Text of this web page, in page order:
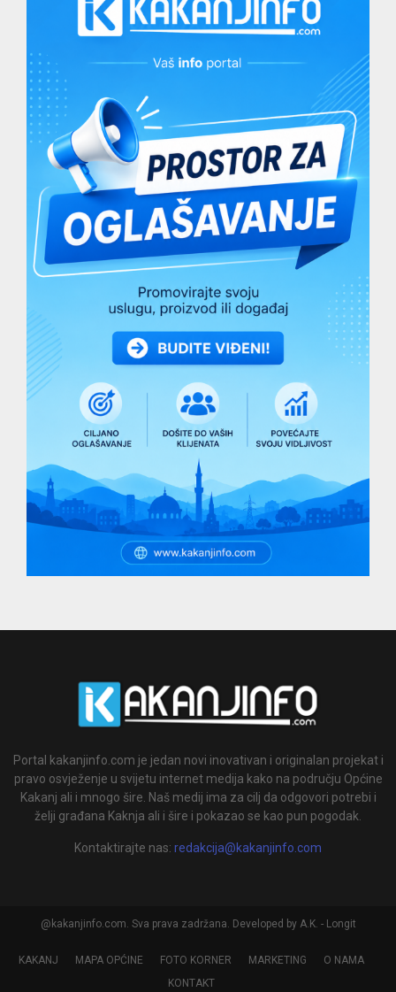
Portal kakanjinfo.com je jedan novi inovativan i originalan projekat i
pravo osvježenje u svijetu internet medija kako na području Općine
Kakanj ali i mnogo šire. Naš medij ima za cilj da odgovori potrebi i
želji građana Kaknja ali i šire i pokazao se kao pun pogodak.
Kontaktirajte nas: redakcija@kakanjinfo.com
@kakanjinfo.com. Sva prava zadržana. Developed by A.K. - Longit
KAKANJ MAPA OPĆINE FOTO KORNER MARKETING
O NAMA
KONTAKT